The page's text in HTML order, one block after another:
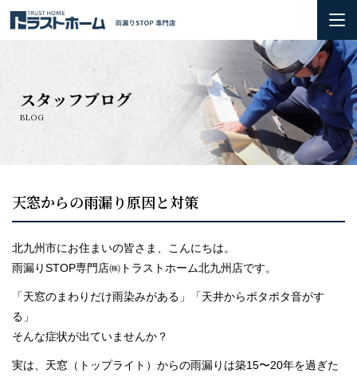
雨漏りの基礎知識
お問い合わせ
施工実績
スタッフブログ
BLOG
天窓からの雨漏り原因と対策
北九州市にお住まいの皆さま、こんにちは。
雨漏りSTOP専門店㈱トラストホーム北九州店です。
「天窓のまわりだけ雨染みがある」「天井からポタポタ音がす
る」
そんな症状が出ていませんか？
実は、天窓（トップライト）からの雨漏りは築15〜20年を過ぎた